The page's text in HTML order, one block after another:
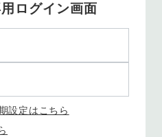
ログイン画面
設定はこちら